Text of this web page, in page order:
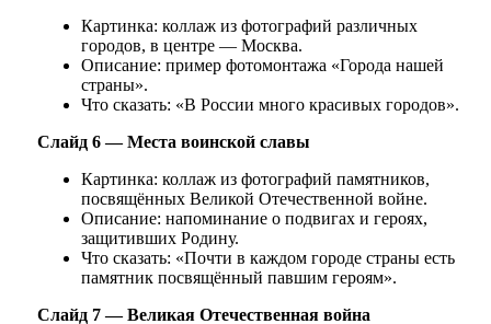
Картинка: коллаж из фотографий различных
городов, в центре — Москва.
Описание: пример фотомонтажа «Города нашей
страны».
Что сказать: «В России много красивых городов».
Слайд 6 — Места воинской славы
Картинка: коллаж из фотографий памятников,
посвящённых Великой Отечественной войне.
Описание: напоминание о подвигах и героях,
защитивших Родину.
Что сказать: «Почти в каждом городе страны есть
памятник посвящённый павшим героям».
Слайд 7 — Великая Отечественная война